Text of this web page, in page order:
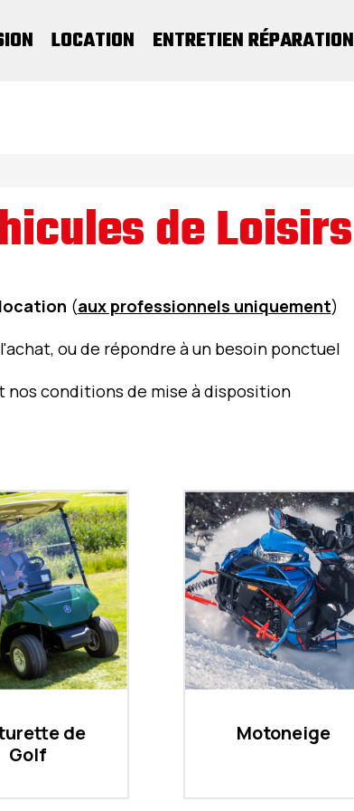
LOCATION ENTRETIEN RÉPARATION
de Loisirs
(aux professionnels uniquement)
ou de répondre à un besoin ponctuel
nos conditions de mise à disposition
de
Golf
Motoneige